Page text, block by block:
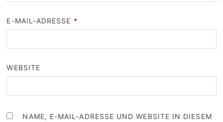
E-MAIL-ADRESSE *
WEBSITE
NAME, E-MAIL-ADRESSE UND WEBSITE IN DIESEM